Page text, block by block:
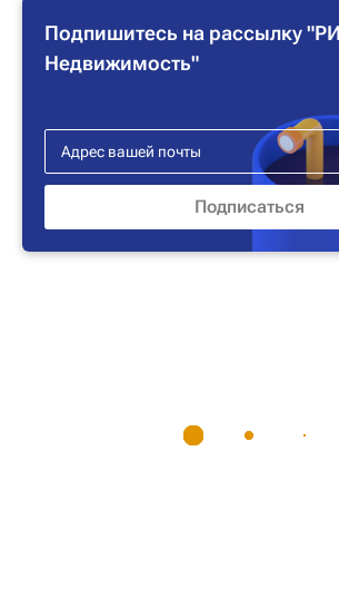
Подпишитесь на рассылку
Недвижимость"